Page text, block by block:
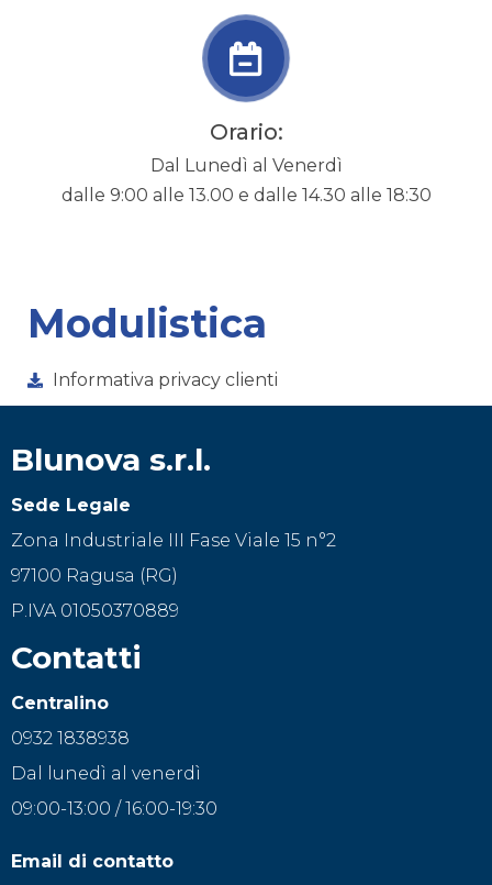
Orario:
Dal Lunedì al Venerdì
dalle 9:00 alle 13.00 e dalle 14.30 alle 18:30
Modulistica
Informativa privacy clienti
Blunova s.r.l.
Sede Legale
Zona Industriale III Fase Viale 15 n°2
97100 Ragusa (RG)
P.IVA 01050370889
Contatti
Centralino
0932 1838938
Dal lunedì al venerdì
09:00-13:00 / 16:00-19:30
Email di contatto